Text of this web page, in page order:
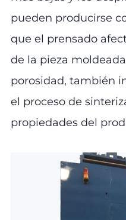
pueden producirse
que el prensado
de la pieza
porosidad, también
el proceso de
propiedades del